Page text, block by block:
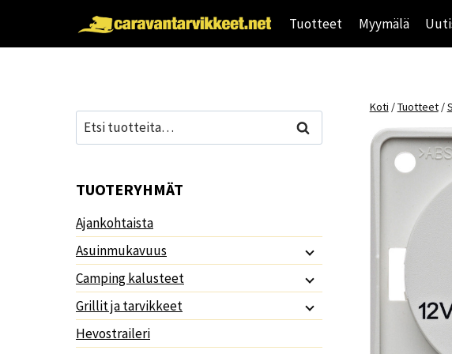
Tuotteet Myymälä
Koti /Tuotteet /
Etsi: Haku
TUOTERYHMÄT
Ajankohtaista
Asuinmukavuus
Camping kalusteet
Grillit ja tarvikkeet
Hevostraileri